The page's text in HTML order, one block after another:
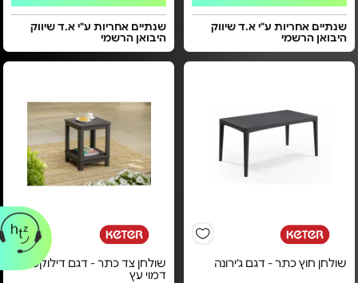
שנתיים אחריות ע"י א.ד שיווק
היבואן הרשמי
שנתיים אחריות ע"י א.ד שיווק
היבואן הרשמי
שולחן חוץ כתר - דגם ג'ירונה
שולחן צד כתר - דגם דילוקס |
דמוי עץ